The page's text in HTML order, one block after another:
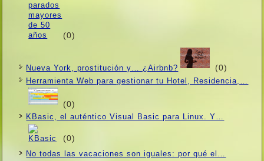
(0)
Nueva York, prostitución y… ¿Airbnb? (0)
Herramienta Web para gestionar tu Hotel, Residencia,…
(0)
KBasic, el auténtico Visual Basic para Linux. Y…
(0)
No todas las vacaciones son iguales: por qué el…